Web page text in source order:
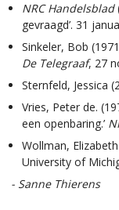
NRC Handelsblad
gevraagd’. 31
Sinkeler, Bob
De Telegraaf, 27
Sternfeld, Jessica
Vries, Peter de.
een openbaring.’
Wollman,
University of
- Sanne Thierens